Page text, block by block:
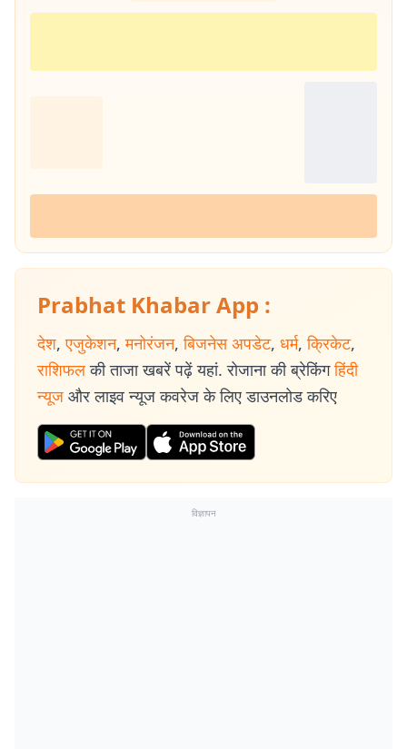
Prabhat Khabar App :
देश, एजुकेशन, मनोरंजन, बिजनेस अपडेट, धर्म, क्रिकेट,
राशिफल की ताजा खबरें पढ़ें यहां. रोजाना की ब्रेकिंग हिंदी
न्यूज और लाइव न्यूज कवरेज के लिए डाउनलोड करिए
विज्ञापन